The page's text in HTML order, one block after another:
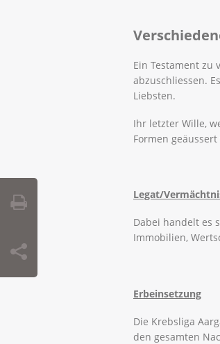
Ein Testament zu
abzuschliessen.
Liebsten.
Ihr letzter Wille,
Formen
Legat/
Dabei handelt es
Immobilien,
Erbeinsetzung
Die Krebsliga
den gesamten